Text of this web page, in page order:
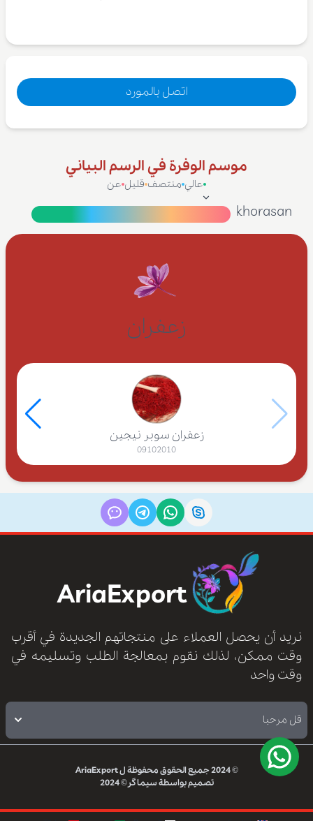
اتصل بالمورد
موسم الوفرة في الرسم البياني
عالي منتصف قليل عن
khorasan
زعفران
زعفران سوبر نيجين
09102010
AriaExport
نريد أن يحصل العملاء على منتجاتهم الجديدة في أقرب
وقت ممكن، لذلك نقوم بمعالجة الطلب وتسليمه في
وقت واحد
قل مرحبا
© 2024 جميع الحقوق محفوظة لAriaExport
تصميم بواسطةسیماگر© 2024